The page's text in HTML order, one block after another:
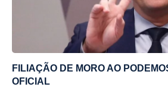
FILIAÇÃO DE MORO AO
OFICIAL